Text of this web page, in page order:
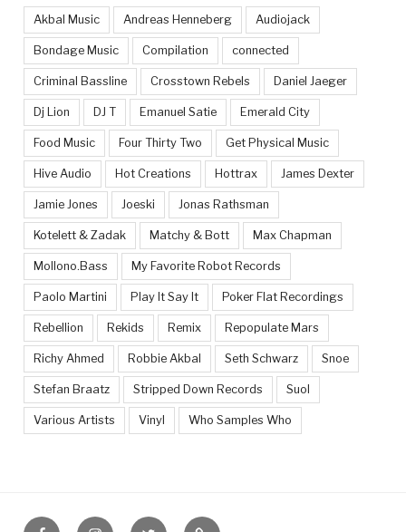
Akbal Music Andreas Henneberg Audiojack
Bondage Music Compilation connected
Criminal Bassline Crosstown Rebels Daniel Jaeger
Dj Lion DJ T Emanuel Satie Emerald City
Food Music Four Thirty Two Get Physical Music
Hive Audio Hot Creations Hottrax James Dexter
Jamie Jones Joeski Jonas Rathsman
Kotelett & Zadak Matchy & Bott Max Chapman
Mollono.Bass My Favorite Robot Records
Paolo Martini Play It Say It Poker Flat Recordings
Rebellion Rekids Remix Repopulate Mars
Richy Ahmed Robbie Akbal Seth Schwarz Snoe
Stefan Braatz Stripped Down Records Suol
Various Artists Vinyl Who Samples Who
FacebookInstagramTwitter Feed